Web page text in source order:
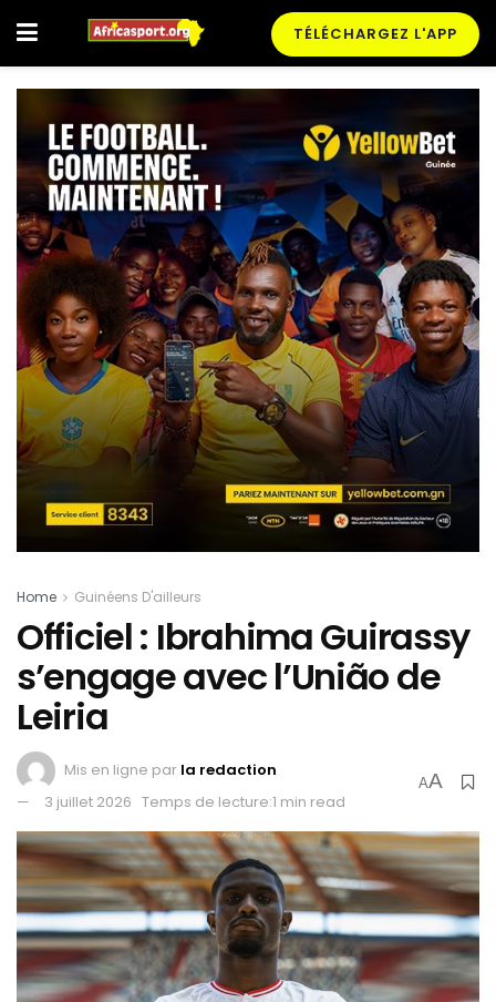
TÉLÉCHARGEZ L'APP
Home Guinéens D'ailleurs
Officiel : Ibrahima Guirassy
s’engage avec l’União de
Leiria
Mis en ligne par la redaction
3 juillet 2026 Temps de lecture:1 min read
AA